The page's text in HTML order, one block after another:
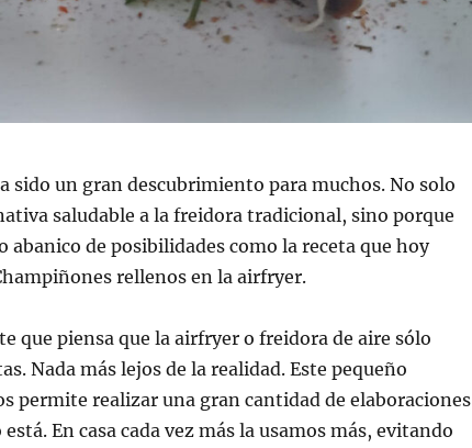
sido un gran descubrimiento para muchos. No solo
saludable a la freidora tradicional, sino porque
abanico de posibilidades como la receta que hoy
rellenos en la airfryer.
que piensa que la airfryer o freidora de aire sólo
Nada más lejos de la realidad. Este pequeño
permite realizar una gran cantidad de elaboraciones
En casa cada vez más la usamos más, evitando